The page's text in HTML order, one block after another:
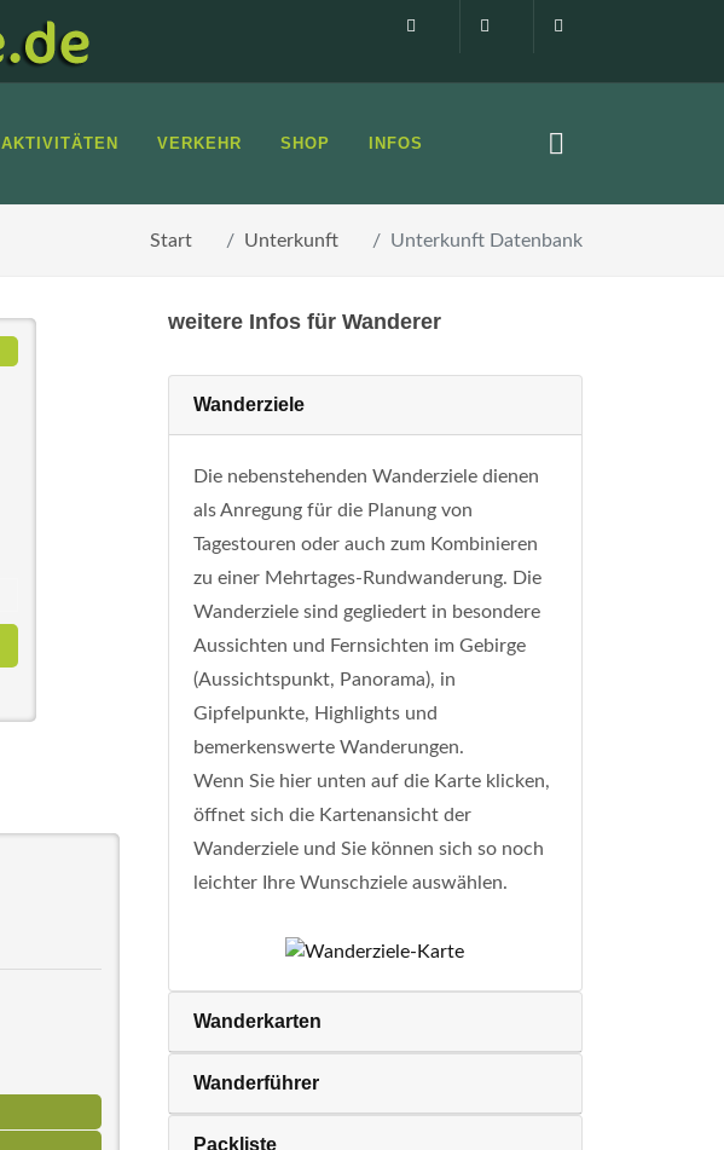
Impressum0160 99873408
AKTIVITÄTEN VERKEHR SHOP INFOS
Start Unterkunft Unterkunft Datenbank
weitere Infos für Wanderer
Wanderziele
Die nebenstehenden Wanderziele dienen
als Anregung für die Planung von
Tagestouren oder auch zum Kombinieren
zu einer Mehrtages-Rundwanderung. Die
Wanderziele sind gegliedert in besondere
Aussichten und Fernsichten im Gebirge
(Aussichtspunkt, Panorama), in
Gipfelpunkte, Highlights und
bemerkenswerte Wanderungen.
Wenn Sie hier unten auf die Karte klicken,
öffnet sich die Kartenansicht der
Wanderziele und Sie können sich so noch
leichter Ihre Wunschziele auswählen.
Wanderkarten
Wanderführer
Packliste